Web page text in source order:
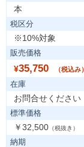
本
税区分
※10%対象
販売価格
¥35,750 （税込み）
在庫
お問合せください
標準価格
￥32,500 （税抜き）
納期